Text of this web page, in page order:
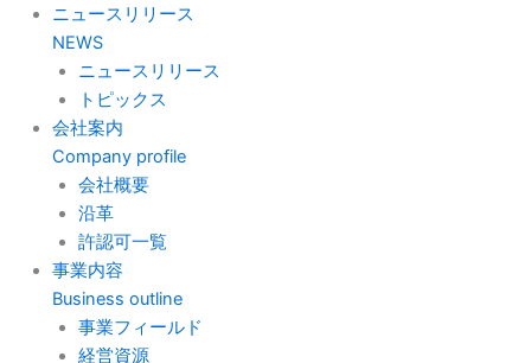
ニュースリリース
NEWS
ニュースリリース
トピックス
会社案内
Company profile
会社概要
沿革
許認可一覧
事業内容
Business outline
事業フィールド
経営資源